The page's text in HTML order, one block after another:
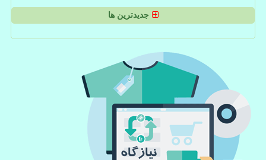
جدیدترین ها